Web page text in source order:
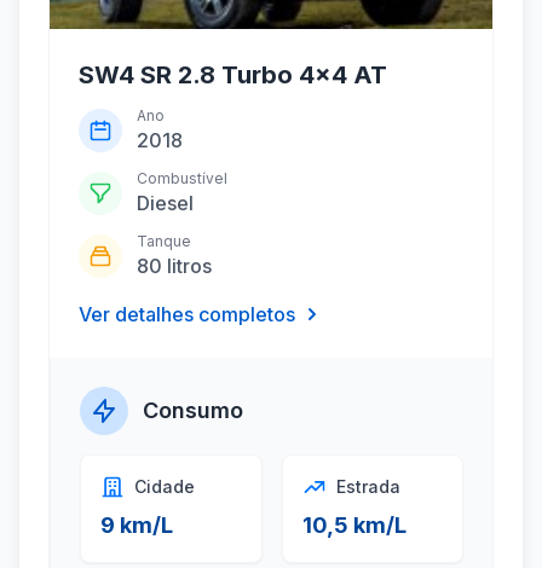
SW4 SR 2.8 Turbo 4x4 AT
Ano
2018
Combustível
Diesel
Tanque
80 litros
Ver detalhes completos
Consumo
Cidade
9 km/L
Estrada
10,5 km/L